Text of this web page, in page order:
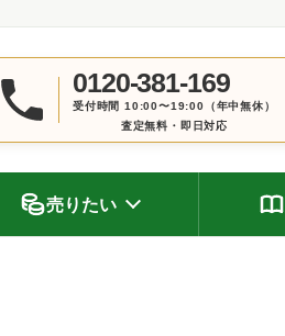
0120-381-169
受付時間 10:00〜19:00（年中無休）
査定無料・即日対応
売りたい